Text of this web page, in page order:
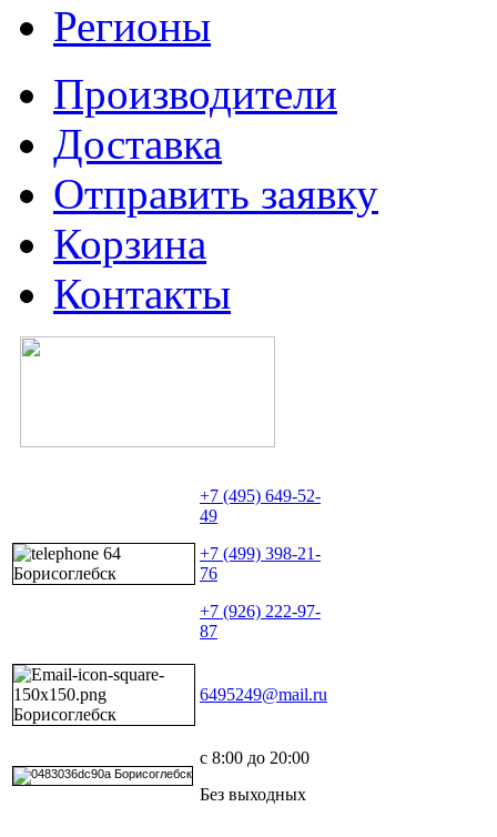
Регионы
Производители
Доставка
Отправить заявку
Корзина
Контакты
+7 (495) 649-52-
49
+7 (499) 398-21-
76
+7 (926) 222-97-
87
6495249@mail.ru
с 8:00 до 20:00
Без выходных